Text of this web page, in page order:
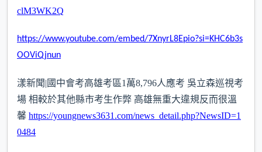
clM3WK2Q
https://www.youtube.com/embed/7XnyrL8Epio?si=KHC6b3s
OOViQjnun
漾新聞|國中會考高雄考區1萬8,796人應考 吳立森巡視考
場 相較於其他縣市考生作弊 高雄無重大違規反而很溫
馨 https://youngnews3631.com/news_detail.php?NewsID=1
0484